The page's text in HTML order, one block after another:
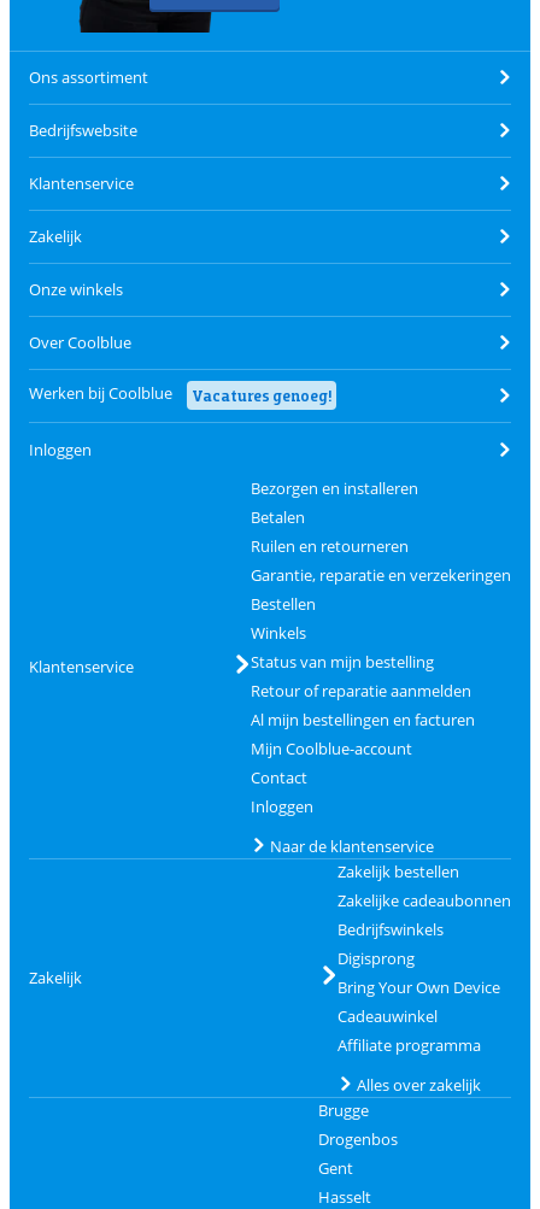
Ons assortiment
Bedrijfswebsite
Klantenservice
Zakelijk
Onze winkels
Over Coolblue
Werken bij Coolblue Vacatures genoeg!
Inloggen
Klantenservice
Bezorgen en installeren
Betalen
Ruilen en retourneren
Garantie, reparatie en verzekeringen
Bestellen
Winkels
Status van mijn bestelling
Retour of reparatie aanmelden
Al mijn bestellingen en facturen
Mijn Coolblue-account
Contact
Inloggen
Naar de klantenservice
Zakelijk
Zakelijk bestellen
Zakelijke cadeaubonnen
Bedrijfswinkels
Digisprong
Bring Your Own Device
Cadeauwinkel
Affiliate programma
Alles over zakelijk
Brugge
Drogenbos
Gent
Hasselt